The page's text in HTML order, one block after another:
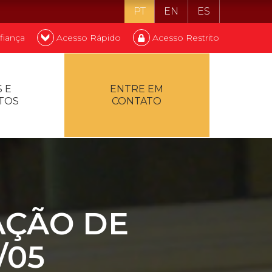
PT EN ES
Acesso Rápido Acesso Restrito
E
ENTRE EM
CONTATO
DE
05